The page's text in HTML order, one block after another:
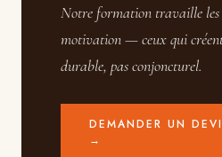
Notre formation travaille les
motivation — ceux qui
durable, pas conjoncturel.
DEMANDER UN
→